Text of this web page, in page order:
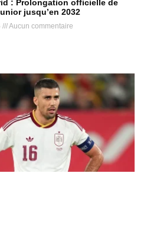
: Prolongation officielle de
jusqu’en 2032
Aucun commentaire